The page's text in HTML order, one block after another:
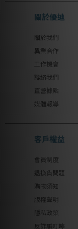
關於優迪
關於我們
異業合作
工作機會
聯絡我們
直營據點
媒體報導
客戶權益
會員制度
退換貨問題
購物須知
版權聲明
隱私政策
反詐騙叮嚀